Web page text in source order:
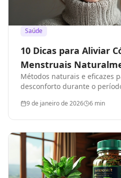
Saúde
10 Dicas para Aliviar
Menstruais
Métodos naturais e eficazes
desconforto durante o
9 de janeiro de 2026 6 min